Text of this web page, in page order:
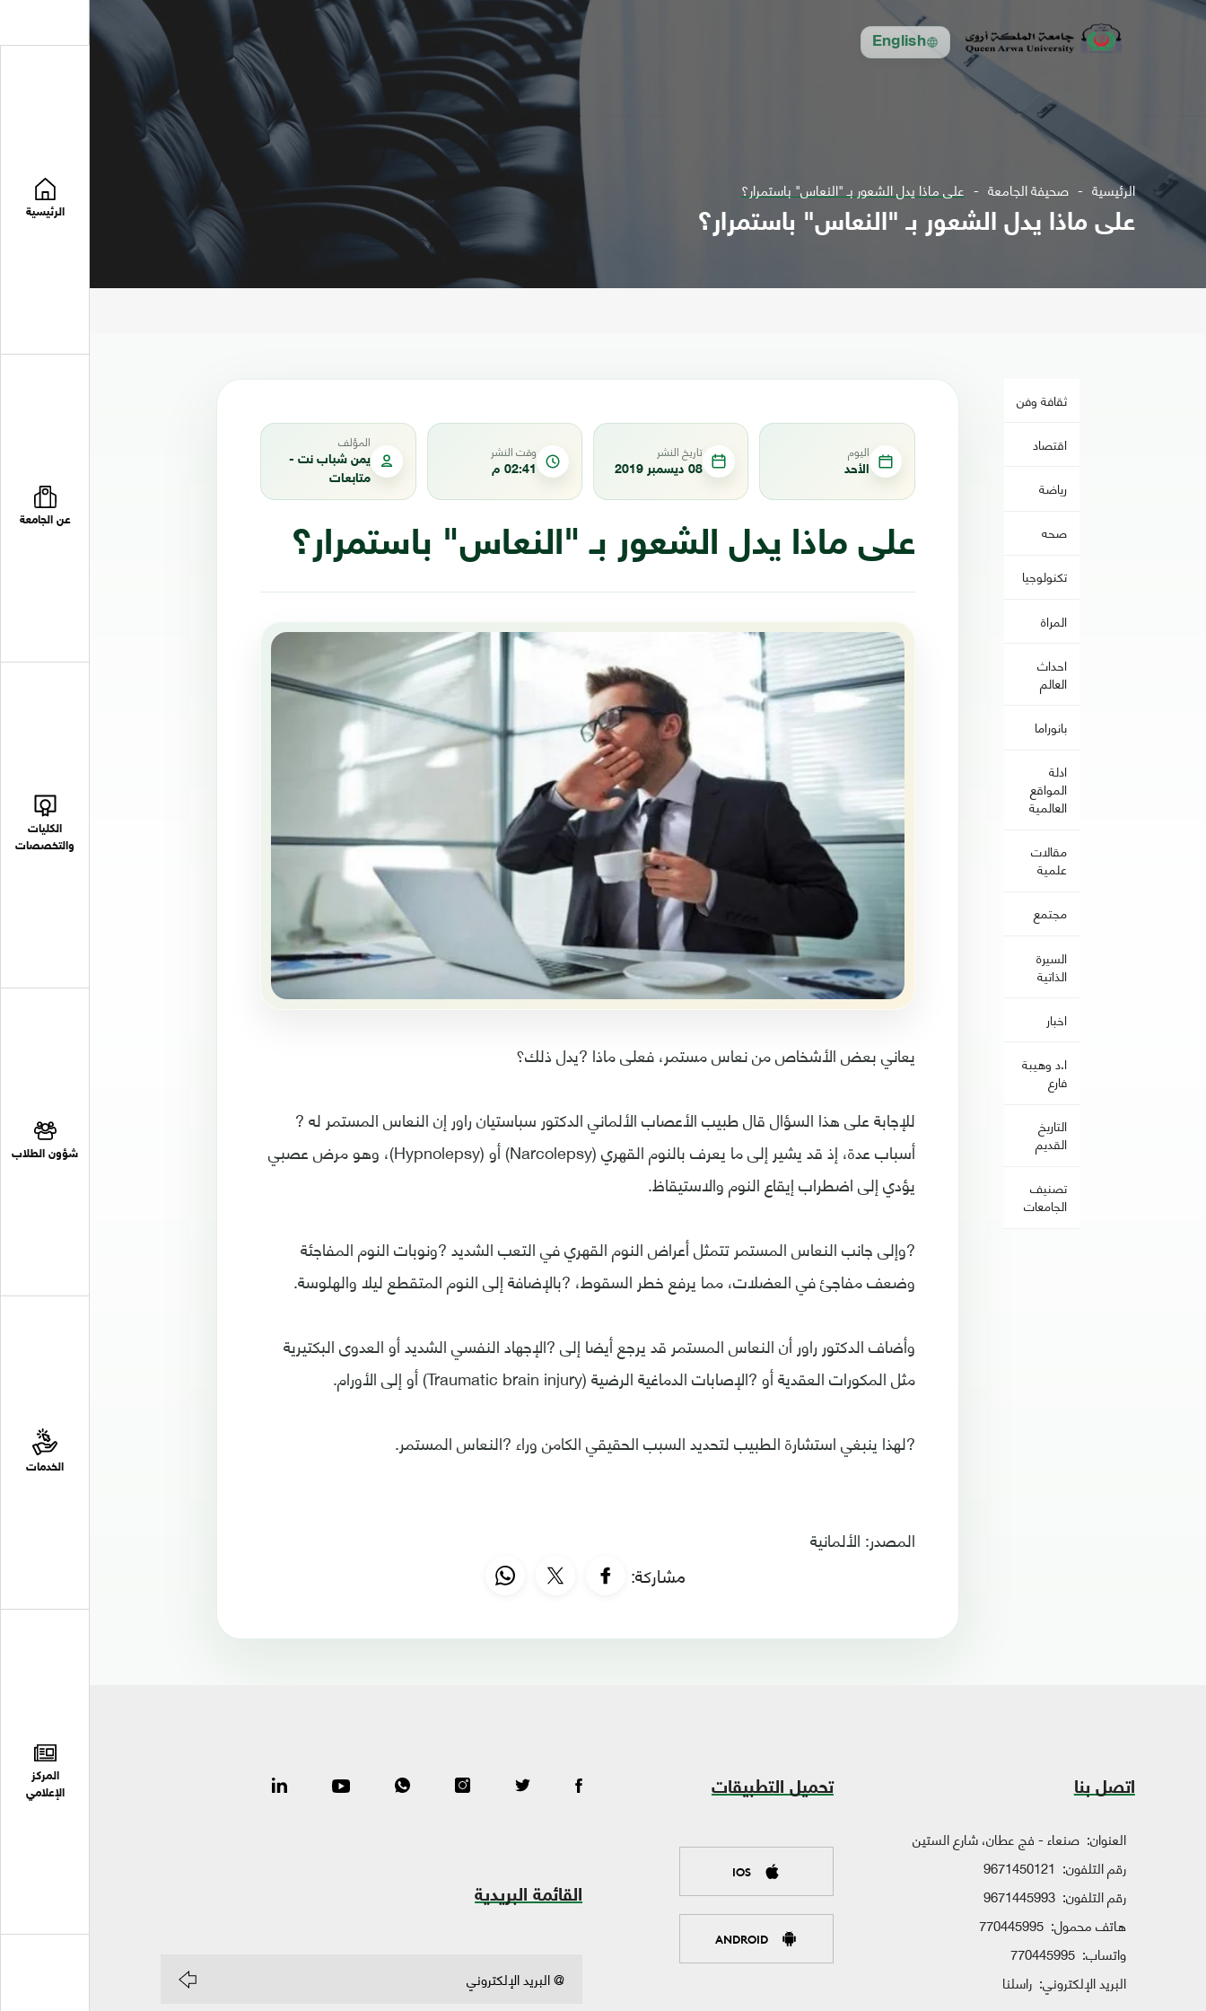
English
الرئيسية
عن الجامعة
الكليات
والتخصصات
شؤون الطلاب
الخدمات
المركز
الإعلامي
الرئيسية صحيفة الجامعة على ماذا يدل الشعور بـ "النعاس" باستمرار؟
على ماذا يدل الشعور بـ "النعاس" باستمرار؟
ثقافة وفن
اقتصاد
رياضة
صحه
تكنولوجيا
المراة
احداث
العالم
بانوراما
ادلة
المواقع
العالمية
مقالات
علمية
مجتمع
السيرة
الذاتية
اخبار
ا.د وهيبة
فارع
التاريخ
القديم
تصنيف
الجامعات
اليوم
الأحد
تاريخ النشر
08 ديسمبر 2019
وقت النشر
02:41 م
المؤلف
يمن شباب نت -
متابعات
على ماذا يدل الشعور بـ "النعاس" باستمرار؟
يعاني بعض الأشخاص من نعاس مستمر، فعلى ماذا ?يدل ذلك؟
للإجابة على هذا السؤال قال طبيب الأعصاب الألماني الدكتور سباستيان راور إن النعاس المستمر له ?
أسباب عدة، إذ قد يشير إلى ما يعرف بالنوم القهري (Narcolepsy) أو (Hypnolepsy)، وهو مرض عصبي
يؤدي إلى اضطراب إيقاع النوم والاستيقاظ.
?وإلى جانب النعاس المستمر تتمثل أعراض النوم القهري في التعب الشديد ?ونوبات النوم المفاجئة
وضعف مفاجئ في العضلات، مما يرفع خطر السقوط، ?بالإضافة إلى النوم المتقطع ليلا والهلوسة.
وأضاف الدكتور راور أن النعاس المستمر قد يرجع أيضا إلى ?الإجهاد النفسي الشديد أو العدوى البكتيرية
مثل المكورات العقدية أو ?الإصابات الدماغية الرضية (Traumatic brain injury) أو إلى الأورام.
?لهذا ينبغي استشارة الطبيب لتحديد السبب الحقيقي الكامن وراء ?النعاس المستمر.
المصدر: الألمانية
مشاركة:
اتصل بنا
العنوان: صنعاء - فج عطان، شارع الستين
رقم التلفون: 9671450121
رقم التلفون: 9671445993
هاتف محمول: 770445995
واتساب: 770445995
البريد الإلكتروني: راسلنا
تحميل التطبيقات
IOS
ANDROID
القائمة البريدية